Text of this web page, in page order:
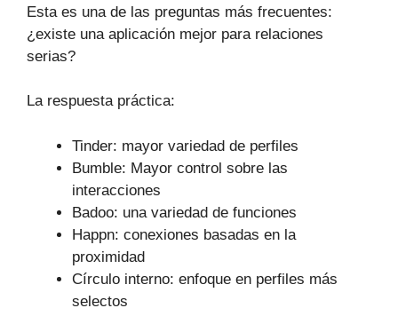
Esta es una de las preguntas más frecuentes:
¿existe una aplicación mejor para relaciones
serias?
La respuesta práctica:
Tinder: mayor variedad de perfiles
Bumble: Mayor control sobre las
interacciones
Badoo: una variedad de funciones
Happn: conexiones basadas en la
proximidad
Círculo interno: enfoque en perfiles más
selectos